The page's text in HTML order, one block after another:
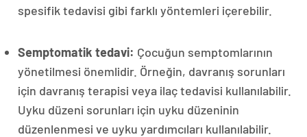
spesifik tedavisi gibi farklı yöntemleri içerebilir.
Semptomatik tedavi: Çocuğun semptomlarının
yönetilmesi önemlidir. Örneğin, davranış sorunları
için davranış terapisi veya ilaç tedavisi kullanılabilir.
Uyku düzeni sorunları için uyku düzeninin
düzenlenmesi ve uyku yardımcıları kullanılabilir.